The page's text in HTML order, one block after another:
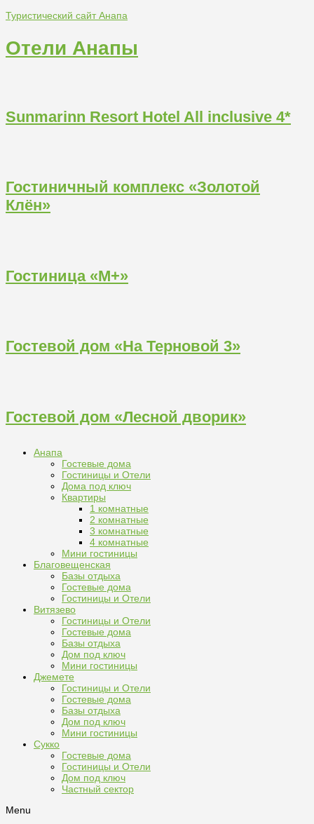
Туристический сайт Анапа
Отели Анапы
Sunmarinn Resort Hotel All inclusive 4*
Гостиничный комплекс «Золотой
Клён»
Гостиница «М+»
Гостевой дом «На Терновой 3»
Гостевой дом «Лесной дворик»
Анапа
Гостевые дома
Гостиницы и Отели
Дома под ключ
Квартиры
1 комнатные
2 комнатные
3 комнатные
4 комнатные
Мини гостиницы
Благовещенская
Базы отдыха
Гостевые дома
Гостиницы и Отели
Витязево
Гостиницы и Отели
Гостевые дома
Базы отдыха
Дом под ключ
Мини гостиницы
Джемете
Гостиницы и Отели
Гостевые дома
Базы отдыха
Дом под ключ
Мини гостиницы
Сукко
Гостевые дома
Гостиницы и Отели
Дом под ключ
Частный сектор
Menu